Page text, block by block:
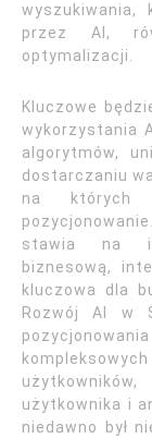
przez AI,
optymalizacji.
Kluczowe
wykorzystania
algorytmów,
dostarczaniu
na których
stawia na
biznesową,
kluczowa dla
Rozwój AI w
użytkownika i
niedawno był